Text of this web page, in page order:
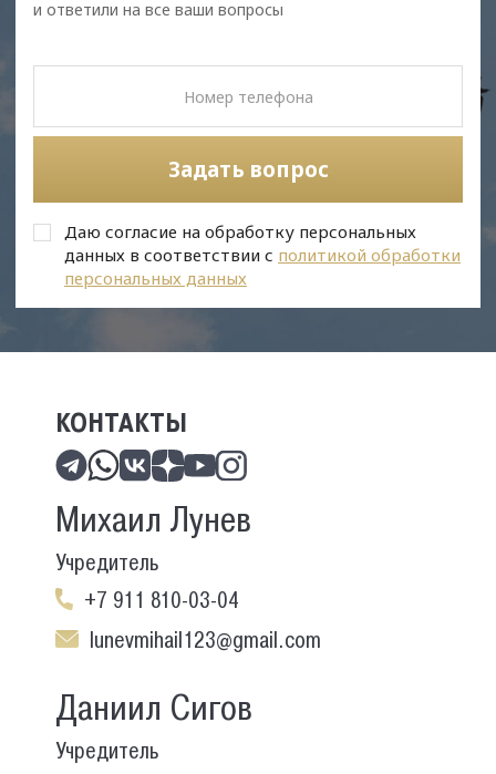
и ответили на все ваши вопросы
Задать вопрос
Даю согласие на обработку персональных
данных в соответствии с политикой обработки
персональных данных
КОНТАКТЫ
Михаил Лунев
Учредитель
+7 911 810-03-04
lunevmihail123@gmail.com
Даниил Сигов
Учредитель